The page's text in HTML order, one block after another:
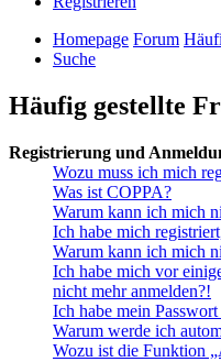
Homepage Forum
Suche
Häufig gestellte
Registrierung und
Wozu muss ich mich
Was ist COPPA?
Warum kann ich mich
Ich habe mich
Warum kann ich mich
Ich habe mich vor
nicht mehr anmelden?!
Ich habe mein Passwort
Warum werde ich
Wozu ist die Funktion